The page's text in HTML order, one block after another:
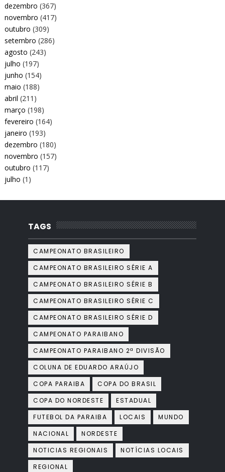
dezembro (367)
novembro (417)
outubro (309)
setembro (286)
agosto (243)
julho (197)
junho (154)
maio (188)
abril (211)
março (198)
fevereiro (164)
janeiro (193)
dezembro (180)
novembro (157)
outubro (117)
julho (1)
TAGS
CAMPEONATO BRASILEIRO
CAMPEONATO BRASILEIRO SÉRIE A
CAMPEONATO BRASILEIRO SÉRIE B
CAMPEONATO BRASILEIRO SÉRIE C
CAMPEONATO BRASILEIRO SÉRIE D
CAMPEONATO PARAIBANO
CAMPEONATO PARAIBANO 2ª DIVISÃO
COLUNA DE EDUARDO ARAÚJO
COPA PARAIBA
COPA DO BRASIL
COPA DO NORDESTE
ESTADUAL
FUTEBOL DA PARAIBA
LOCAIS
MUNDO
NACIONAL
NORDESTE
NOTICIAS REGIONAIS
NOTÍCIAS LOCAIS
REGIONAL